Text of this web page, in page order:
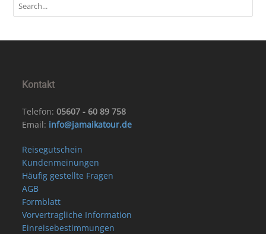
Kontakt
Telefon:05607 - 60 89 758
Email: info@jamaikatour.de
Reisegutschein
Kundenmeinungen
Häufig gestellte Fragen
AGB
Formblatt
Vorvertragliche Information
Einreisebestimmungen